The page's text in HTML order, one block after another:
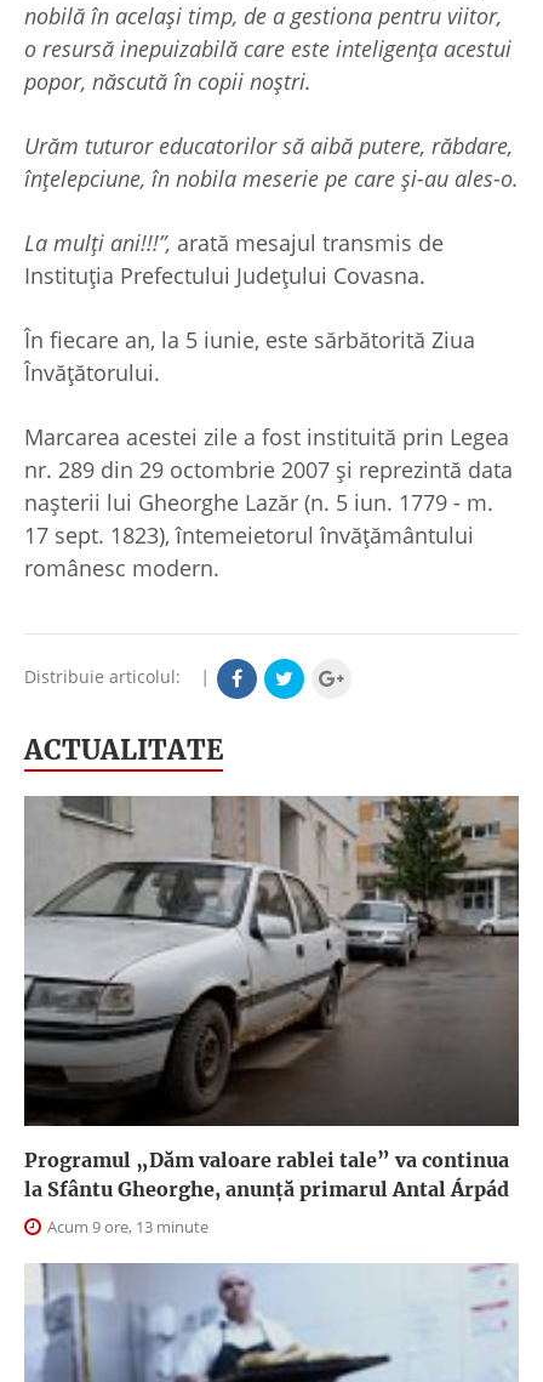
nobilă în același timp, de a gestiona pentru viitor,
o resursă inepuizabilă care este inteligența acestui
popor, născută în copii noștri.
Urăm tuturor educatorilor să aibă putere, răbdare,
înțelepciune, în nobila meserie pe care și-au ales-o.
La mulți ani!!!”, arată mesajul transmis de
Instituția Prefectului Județului Covasna.
În fiecare an, la 5 iunie, este sărbătorită Ziua
Învăţătorului.
Marcarea acestei zile a fost instituită prin Legea
nr. 289 din 29 octombrie 2007 şi reprezintă data
naşterii lui Gheorghe Lazăr (n. 5 iun. 1779 - m.
17 sept. 1823), întemeietorul învăţământului
românesc modern.
Distribuie articolul: |
ACTUALITATE
Programul „Dăm valoare rablei tale” va continua
la Sfântu Gheorghe, anunţă primarul Antal Árpád
Acum 9 ore, 13 minute